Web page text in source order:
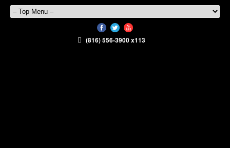
(816) 556-3900 x113